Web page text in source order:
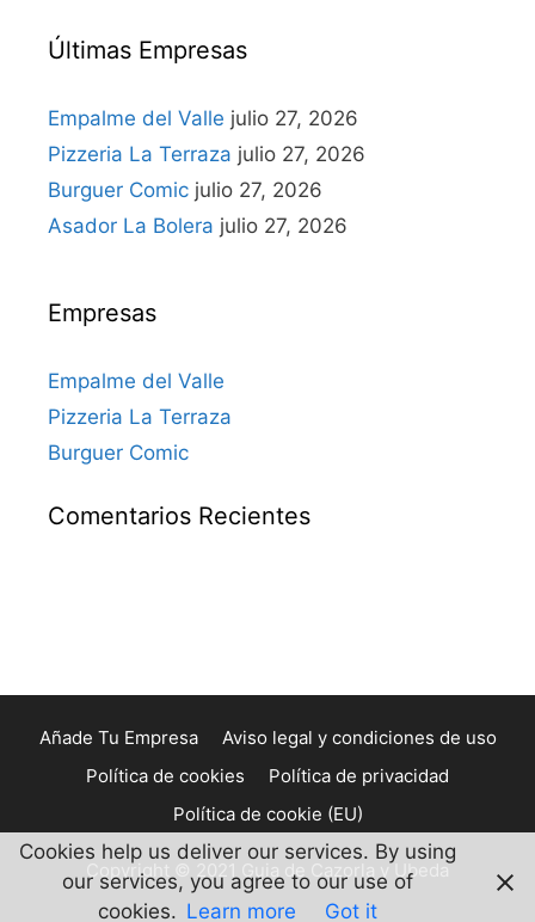
Últimas Empresas
Empalme del Valle julio 27, 2026
Pizzeria La Terraza julio 27, 2026
Burguer Comic julio 27, 2026
Asador La Bolera julio 27, 2026
Empresas
Empalme del Valle
Pizzeria La Terraza
Burguer Comic
Comentarios Recientes
Añade Tu Empresa
Aviso legal y condiciones de uso
Política de cookies
Política de privacidad
Política de cookie (EU)
Copyright © 2021 Guia de Cazorla y Ubeda
Cookies help us deliver our services. By using
our services, you agree to our use of
cookies. Learn more Got it